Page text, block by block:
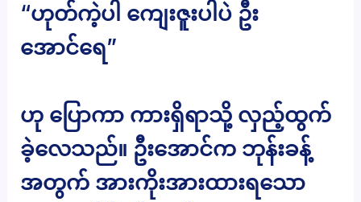
“ဟုတ်ကဲ့ပါ ကျေးဇူးပါပဲ ဦး
အောင်ရေ”
ဟု ပြောကာ ကားရှိရာသို့ လှည့်ထွက်
ခဲ့လေသည်။ ဦးအောင်က ဘုန်းခန့်
အတွက် အားကိုးအားထားရသော